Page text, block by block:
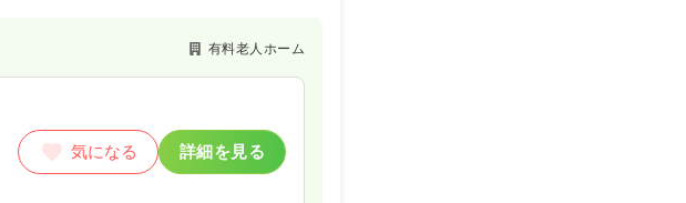
有料老人ホーム
気になる 詳細を見る